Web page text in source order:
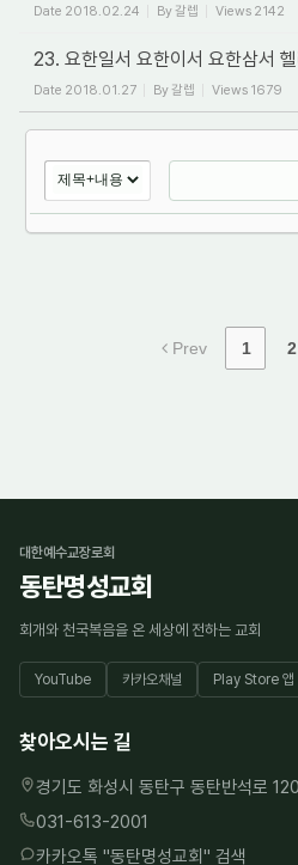
Date 2018.02.24 By갈렙 Views 2142
23. 요한일서 요한이서 요한삼서
Date 2018.01.27 By갈렙 Views 1679
Prev 1 2
대한예수교장로회
동탄명성교회
회개와 천국복음을 온 세상에 전하는 교회
YouTube 카카오채널 Play Store 앱
찾아오시는 길
경기도 화성시 동탄구 동탄반석로
031-613-2001
카카오톡 "동탄명성교회" 검색